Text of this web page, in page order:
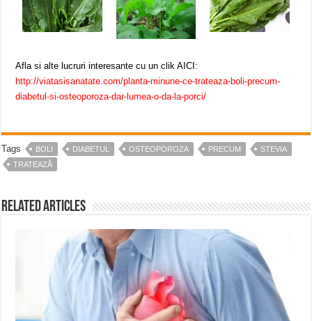
Afla si alte lucruri interesante cu un clik AICI:
http://viatasisanatate.com/planta-minune-ce-trateaza-boli-precum-
diabetul-si-osteoporoza-dar-lumea-o-da-la-porci/
Tags BOLI DIABETUL OSTEOPOROZA PRECUM
STEVIA
TRATEAZĂ
Related Articles